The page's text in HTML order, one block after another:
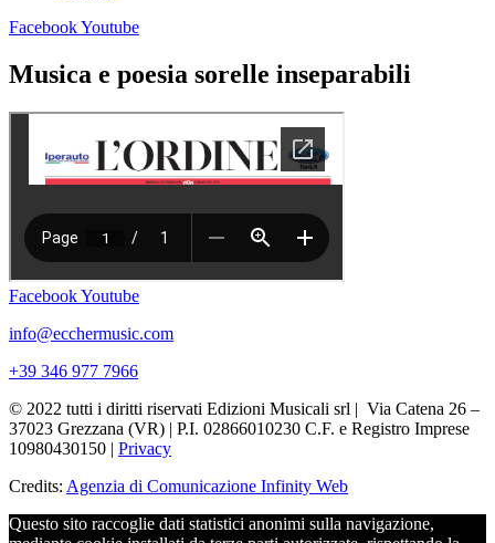
FacebookYoutube
Musica e poesia sorelle inseparabili
FacebookYoutube
info@ecchermusic.com
+39 346 977 7966
© 2022 tutti i diritti riservati Edizioni Musicali srl | Via Catena 26 –
37023 Grezzana (VR) | P.I. 02866010230 C.F. e Registro Imprese
10980430150 | Privacy
Credits: Agenzia di Comunicazione Infinity Web
Questo sito raccoglie dati statistici anonimi sulla navigazione,